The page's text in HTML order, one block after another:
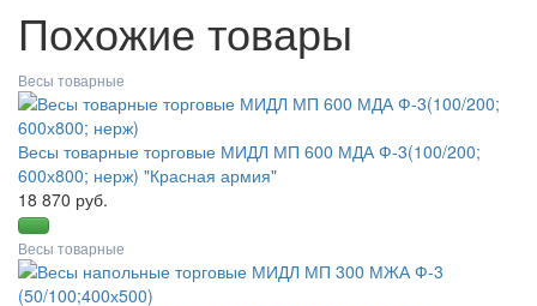
Похожие товары
Весы товарные
Весы товарные торговые МИДЛ МП 600 МДА Ф-3(100/200;
600х800; нерж) "Красная армия"
18 870 руб.
Весы товарные